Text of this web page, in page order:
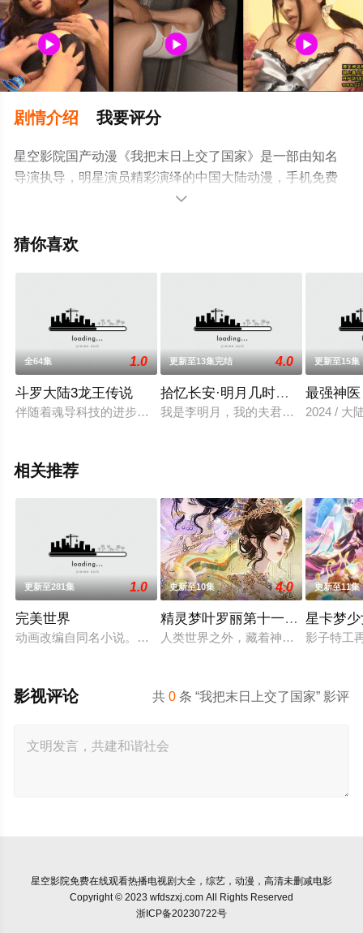
剧情介绍 我要评分
星空影院国产动漫《我把末日上交了国家》是一部由知名
导演执导，明星演员精彩演绎的中国大陆动漫，手机免费
在线观看高清无删减完整版动漫全集就上星空电影网，更
解。

猜你喜欢
全64集 1.0
斗罗大陆3龙王传说
伴随着魂导科技的进步，斗罗大陆上的人类征服了海洋，又发现
更新至13集完结 4.0
拾忆长安·明月几时有第2季
我是李明月，我的夫君是大唐九皇子
更新至15集
最强神
2024 / 大
相关推荐
更新至281集 1.0
完美世界
动画改编自同名小说。他为修道而生，为应劫而至，他身化亿万
更新至10集 4.0
精灵梦叶罗丽第十一季（下）
人类世界之外，藏着神秘而美好的叶
更新至11集
星卡梦
影子特工
共0 条 “我把末日上交了国家” 影评
影视评论
星空影院免费在线观看热播电视剧大全，综艺，动漫，高清未删减电影
Copyright © 2023 wfdszxj.com All Rights Reserved
浙ICP备20230722号